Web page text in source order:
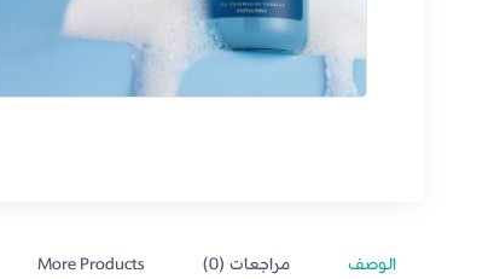
الوصف مراجعات (0) More Products